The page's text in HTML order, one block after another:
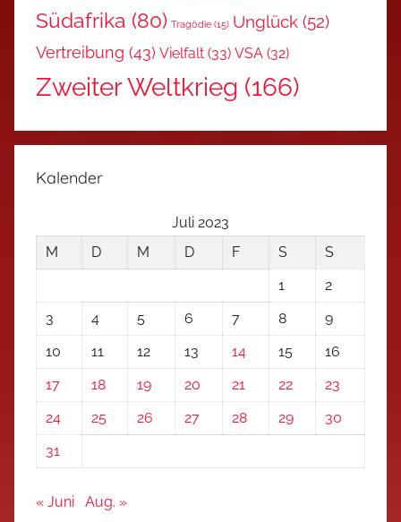
Südafrika (80) Tragödie (15) Unglück (52)
Vertreibung (43) Vielfalt (33) VSA (32)
Zweiter Weltkrieg (166)
Kalender
Juli 2023
M
D M D F S
S
1
2
3
4 5 6 7 8
9
10
11 12 13 14 15
16
17
18 19 20 21 22
23
24
25 26 27 28 29
30
31
« Juni Aug. »